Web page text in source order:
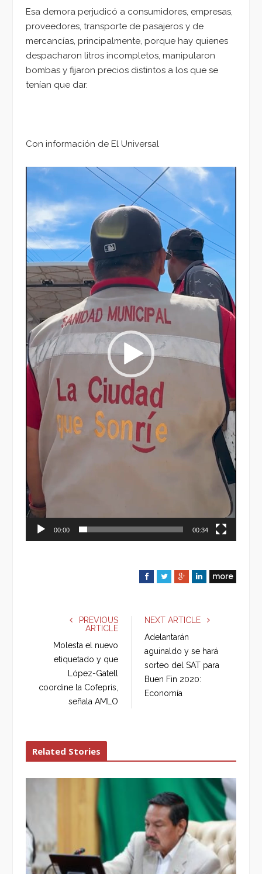
Esa demora perjudicó a consumidores, empresas,
proveedores, transporte de pasajeros y de
mercancías, principalmente, porque hay quienes
despacharon litros incompletos, manipularon
bombas y fijaron precios distintos a los que se
tenían que dar.
Con información de El Universal
Reproductor
vídeo
00:00 00:34
F
e
o
k
T
r
G
g
+
L
I
n
more
PREVIOUS
ARTICLE
Molesta el nuevo
etiquetado y que
López-Gatell
coordine la Cofepris,
señala AMLO
NEXT ARTICLE
Adelantarán
aguinaldo y se hará
sorteo del SAT para
Buen Fin 2020:
Economía
Related Stories